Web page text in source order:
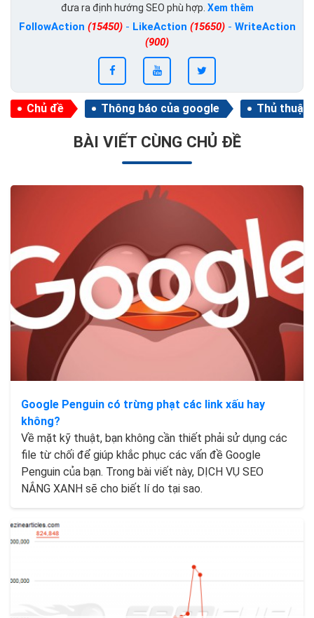
đưa ra định hướng SEO phù hợp. Xem thêm
FollowAction (15450)- LikeAction (15650)- WriteAction
(900)
Chủ đề Thông báo của google Thủ thuật
BÀI VIẾT CÙNG CHỦ ĐỀ
Google Penguin có trừng phạt các link xấu hay
không?
Về mặt kỹ thuật, bạn không cần thiết phải sử dụng các
file từ chối để giúp khắc phục các vấn đề Google
Penguin của bạn. Trong bài viết này, DỊCH VỤ SEO
NẮNG XANH sẽ cho biết lí do tại sao.